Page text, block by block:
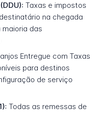
Taxas e impostos
na chegada
das
Entregue com Taxas
para destinos
de serviço
Todas as remessas de